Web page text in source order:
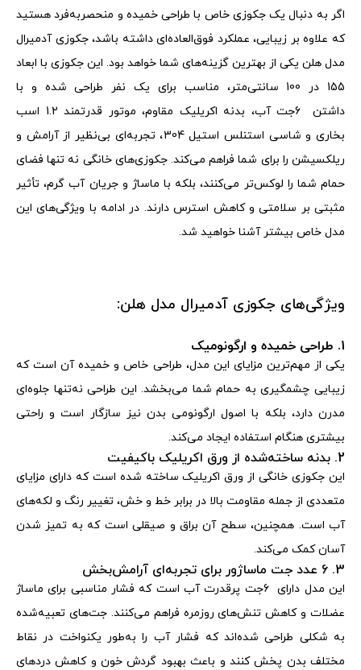
اگر به دنبال یک جکوزی خاص با طراحی خمیده و منحصر‌به‌فرد هستید
که علاوه بر زیبایی، عملکرد فوق‌العاده‌ای داشته باشد، جکوزی آدمیرال
مدل هلن یکی از بهترین گزینه‌های شما خواهد بود. این جکوزی با ابعاد
155 در 100 سانتی‌متر، مناسب برای یک نفر طراحی شده و با
داشتن
6
جت آب، بدنه اکریلیک مقاوم، موتور قدرتمند 1.2 اسب
بخاری و شاسی استنلس استیل 304، تجربه‌ای بی‌نظیر از آرامش و
ریلکسیشن را برای شما فراهم می‌کند. جکوزی‌های خانگی نه تنها فضای
حمام شما را لوکس‌تر می‌کنند، بلکه با ماساژ و جریان آب گرم، تأثیر
مثبتی بر سلامتی و کاهش استرس دارند. در ادامه با ویژگی‌های این
مدل خاص بیشتر آشنا خواهید شد.
ویژگی‌های جکوزی آدمیرال مدل هلن:
1. طراحی خمیده و ارگونومیک
یکی از مهم‌ترین مزایای این مدل، طراحی خاص و خمیده آن است که
زیبایی چشمگیری به حمام شما می‌بخشد. این طراحی نه‌تنها جلوه‌ای
مدرن دارد، بلکه با اصول ارگونومی بدن نیز سازگار است و راحتی
بیشتری هنگام استفاده ایجاد می‌کند.
2. بدنه ساخته‌شده از ورق اکریلیک باکیفیت
این جکوزی خانگی از ورق اکریلیک ساخته شده است که دارای مزایای
متعددی از جمله مقاومت بالا در برابر خط و خش، تغییر رنگ و لکه‌های
آب است. همچنین، سطح آن براق و صیقلی است که به تمیز شدن
آسان کمک می‌کند.
3. 6 عدد جت ماساژور برای تجربه‌ای آرامش‌بخش
این مدل دارای 6جت پرقدرت آب است که فشار مناسبی برای ماساژ
عضلات و کاهش تنش‌های روزمره فراهم می‌کنند. جت‌های تعبیه‌شده
به شکلی طراحی شده‌اند که فشار آب را به‌طور یکنواخت در نقاط
مختلف بدن پخش کنند و باعث بهبود گردش خون و کاهش دردهای